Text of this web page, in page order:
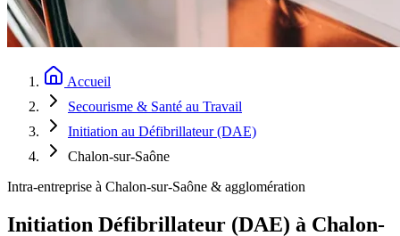
Accueil
Secourisme & Santé au Travail
Initiation au Défibrillateur (DAE)
Chalon-sur-Saône
Intra-entreprise à Chalon-sur-Saône & agglomération
Initiation Défibrillateur (DAE) à Chalon-